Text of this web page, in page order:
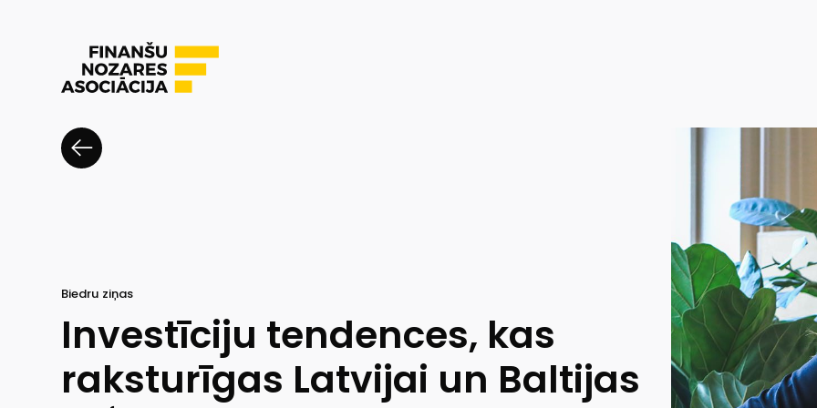
Biedru ziņas
Investīciju tendences, kas
raksturīgas Latvijai un Baltijas